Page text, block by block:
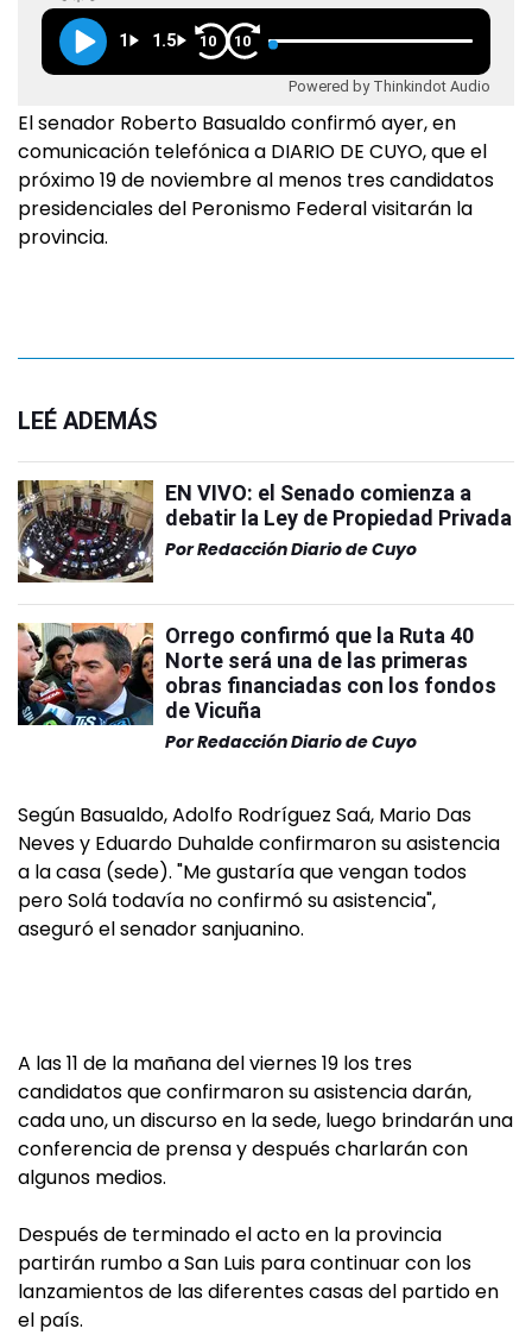
1 1.5 10 10
Powered by Thinkindot Audio
El senador Roberto Basualdo confirmó ayer, en
comunicación telefónica a DIARIO DE CUYO, que el
próximo 19 de noviembre al menos tres candidatos
presidenciales del Peronismo Federal visitarán la
provincia.
LEÉ ADEMÁS
EN VIVO: el Senado comienza a
debatir la Ley de Propiedad Privada
PorRedacción Diario de Cuyo
Orrego confirmó que la Ruta 40
Norte será una de las primeras
obras financiadas con los fondos
de Vicuña
PorRedacción Diario de Cuyo
Según Basualdo, Adolfo Rodríguez Saá, Mario Das
Neves y Eduardo Duhalde confirmaron su asistencia
a la casa (sede). "Me gustaría que vengan todos
pero Solá todavía no confirmó su asistencia",
aseguró el senador sanjuanino.
A las 11 de la mañana del viernes 19 los tres
candidatos que confirmaron su asistencia darán,
cada uno, un discurso en la sede, luego brindarán una
conferencia de prensa y después charlarán con
algunos medios.
Después de terminado el acto en la provincia
partirán rumbo a San Luis para continuar con los
lanzamientos de las diferentes casas del partido en
el país.